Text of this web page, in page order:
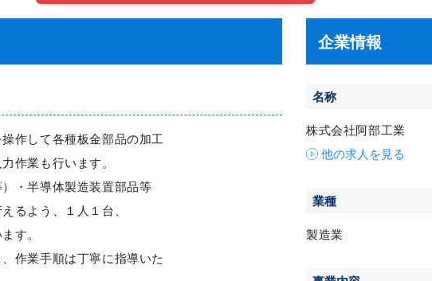
作して各種板金部品の加工
作業も行います。
・半導体製造装置部品等
るよう、１人１台、
す。
作業手順は丁寧に指導いた
企業情報
名称
株式会社阿部工業
他の求人を見る
業種
製造業